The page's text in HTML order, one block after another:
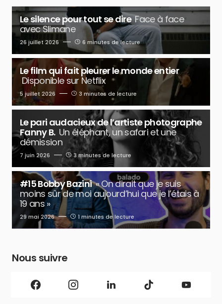
Le silence pour tout se dire Face à face
avec Slimane
26 juillet 2026 6 minutes de lecture
Le film qui fait pleurer le monde entier
Disponible sur Netflix
5 juillet 2026 3 minutes de lecture
Le pari audacieux de l’artiste photographe
Fanny B. Un éléphant, un safari et une
démission
7 juin 2026 3 minutes de lecture
#15 Bobby Bazini « On dirait que je suis
moins sûr de moi aujourd’hui que je l’étais à
19 ans »
29 mai 2026 1 minutes de lecture
Nous suivre